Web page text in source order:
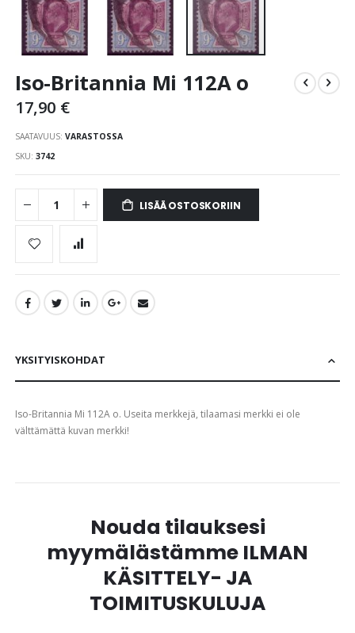
to
beginning
images
gallery
Iso-Britannia Mi 112A o
17,90 €
SAATAVUUS: VARASTOSSA
SKU 3742
LISÄÄ OSTOSKORIIN
YKSITYISKOHDAT
Iso-Britannia Mi 112A o. Useita merkkejä, tilaamasi merkki ei ole
välttämättä kuvan merkki!
Nouda tilauksesi
myymälästämme ILMAN
KÄSITTELY- JA
TOIMITUSKULUJA